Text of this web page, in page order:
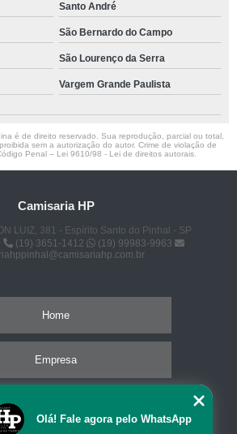
Santo André
São Bernardo do Campo
São Lourenço da Serra
Vargem Grande Paulista
é de direito reservado. Sua reprodução, parcial ou total,
sem a autorização do autor. Crime de violação de
Penal – Lei 9610/98 - Lei de direitos autorais
Camisaria HP
LUIZ, 381 - Espírito Santo do Pinhal - SP
(19) 3651-1412
(19) 99983-9963
Home
Empresa
Olá! Fale agora pelo WhatsApp